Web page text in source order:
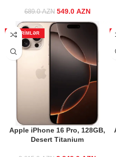
689.0AZN
Original price
was: 689.0 AZN.
549.0 AZN
549.0
ENDIRIMLƏR
Apple iPhone 16 Pro, 128GB,
Desert Titanium